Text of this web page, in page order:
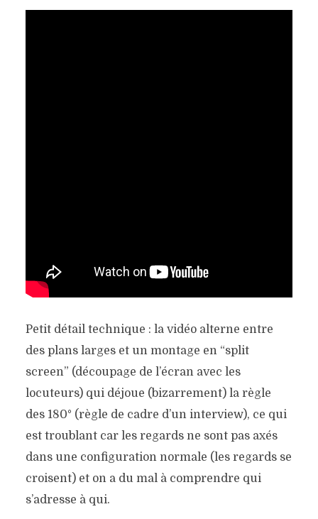
Petit détail technique : la vidéo alterne entre
des plans larges et un montage en “split
screen” (découpage de l’écran avec les
locuteurs) qui déjoue (bizarrement) la règle
des 180° (règle de cadre d’un interview), ce qui
est troublant car les regards ne sont pas axés
dans une configuration normale (les regards se
croisent) et on a du mal à comprendre qui
s’adresse à qui.